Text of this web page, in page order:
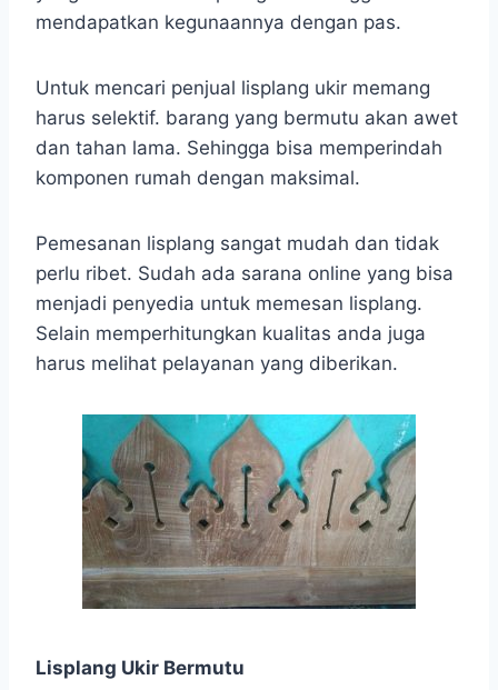
mendapatkan kegunaannya dengan pas.
Untuk mencari penjual lisplang ukir memang
harus selektif. barang yang bermutu akan awet
dan tahan lama. Sehingga bisa memperindah
komponen rumah dengan maksimal.
Pemesanan lisplang sangat mudah dan tidak
perlu ribet. Sudah ada sarana online yang bisa
menjadi penyedia untuk memesan lisplang.
Selain memperhitungkan kualitas anda juga
harus melihat pelayanan yang diberikan.
Lisplang Ukir Bermutu